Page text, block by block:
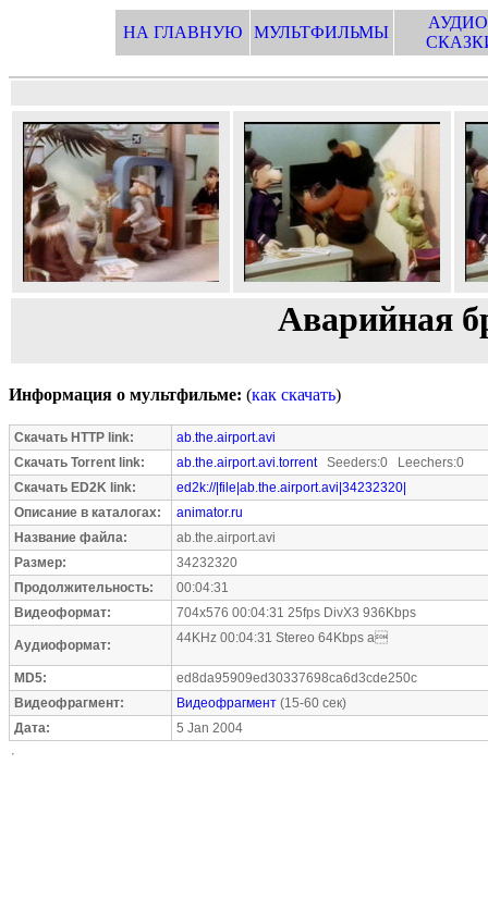
НА ГЛАВНУЮ МУЛЬТФИЛЬМЫ
Аварийная
Информация о мультфильме: (как скачать)
Скачать HTTP link:
ab.the.airport.avi
Скачать Torrent link:
ab.the.airport.avi.torrentSeeders:0 Leechers:0
Скачать ED2K link:
ed2k://|file|ab.the.airport.avi|34232320|
Описание в каталогах:
animator.ru
Название файла:
ab.the.airport.avi
Размер:
34232320
Продолжительность:
00:04:31
Видеоформат:
704x576 00:04:31 25fps DivX3 936Kbps
Аудиоформат: 44KHz 00:04:31 Stereo 64Kbps a
MD5:
ed8da95909ed30337698ca6d3cde250c
Видеофрагмент:
Видеофрагмент (15-60 сек)
Дата:
5 Jan 2004